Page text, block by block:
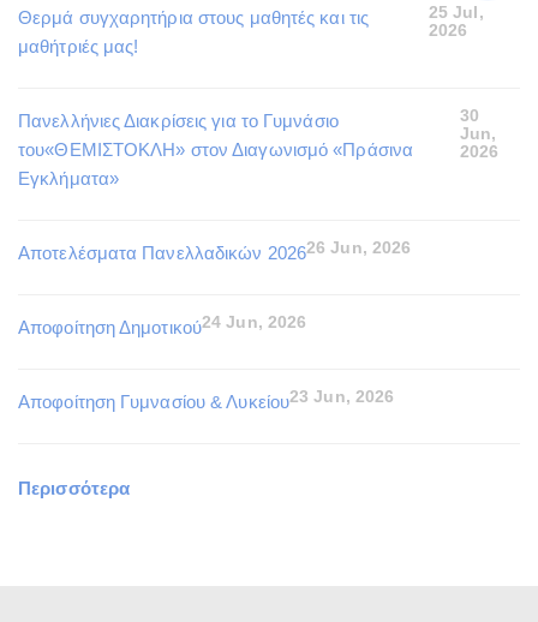
Θερμά συγχαρητήρια στους μαθητές και τις
μαθήτριές μας!
25 Jul,
2026
Πανελλήνιες Διακρίσεις για το Γυμνάσιο
του«ΘΕΜΙΣΤΟΚΛΗ» στον Διαγωνισμό «Πράσινα
Εγκλήματα»
30
Jun,
2026
Αποτελέσματα Πανελλαδικών 202626 Jun, 2026
Αποφοίτηση Δημοτικού24 Jun, 2026
Αποφοίτηση Γυμνασίου & Λυκείου23 Jun, 2026
Περισσότερα